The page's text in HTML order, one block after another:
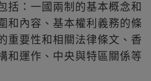
括：一國兩制的基本概念和
和內容、基本權利義務的條
重要性和相關法律條文、香
和運作、中央與特區關係等